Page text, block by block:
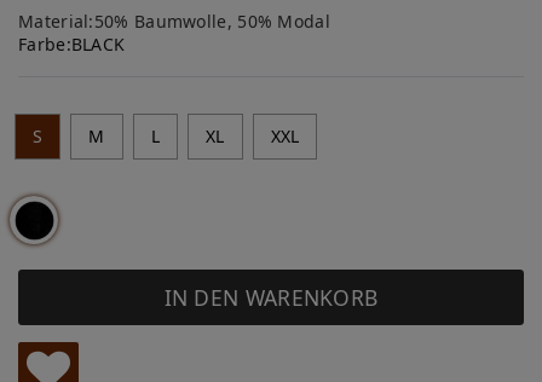
Material:50% Baumwolle, 50% Modal
Farbe:BLACK
S M L XL XXL
IN DEN WARENKORB